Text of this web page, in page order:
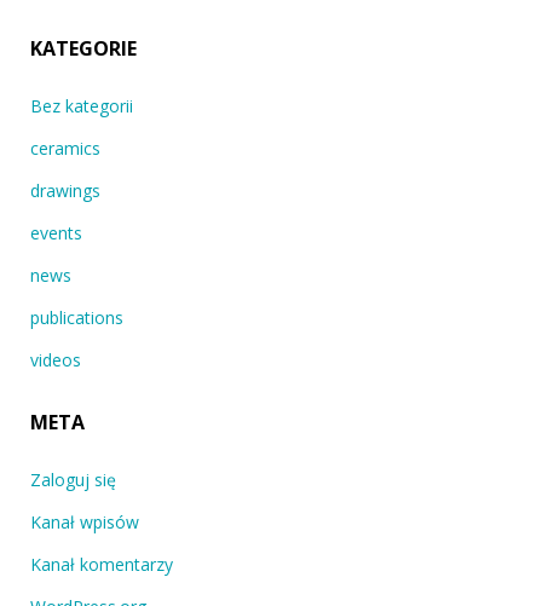
KATEGORIE
Bez kategorii
ceramics
drawings
events
news
publications
videos
META
Zaloguj się
Kanał wpisów
Kanał komentarzy